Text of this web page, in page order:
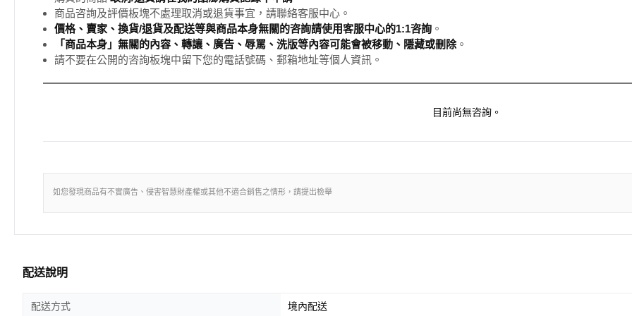
商品咨詢及評價板塊不處理取消或退貨事宜，請聯絡客服中心。
價格、賣家、換貨/退貨及配送等與商品本身無關的咨詢請使用客服中心的1:1咨詢 。
「商品本身」無關的內容、轉讓、廣告、辱罵、洗版等內容可能會被移動、隱藏或刪除。
請不要在公開的咨詢板塊中留下您的電話號碼、郵箱地址等個人資訊。
目前尚無咨詢。
如您發現商品有不實廣告、侵害智慧財產權或其他不適合銷售之情形，請提出檢舉
配送說明
配送方式 境內配送